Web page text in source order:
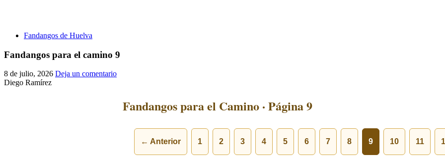
Fandangos de Huelva
Fandangos para el camino 9
8 de julio, 2026 Deja un comentario
Diego Ramírez
Fandangos para el Camino · Página 9
← Anterior 1 2 3 4 5 6 7 8 9 10 11